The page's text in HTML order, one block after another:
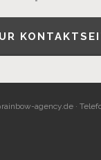
agency.de·